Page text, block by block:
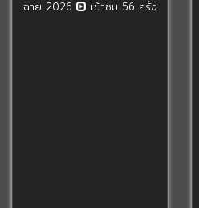
ฉาย 2026 เข้าชม 56 ครั้ง